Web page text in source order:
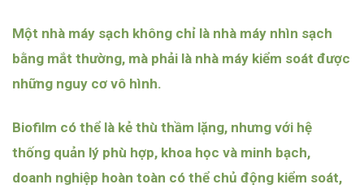
Một nhà máy sạch không chỉ là nhà máy nhìn sạch
bằng mắt thường, mà phải là nhà máy kiểm soát được
những nguy cơ vô hình.
Biofilm có thể là kẻ thù thầm lặng, nhưng với hệ
thống quản lý phù hợp, khoa học và minh bạch,
doanh nghiệp hoàn toàn có thể chủ động kiểm soát,